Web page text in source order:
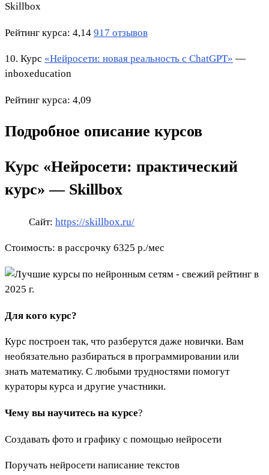
Skillbox
Рейтинг курса: 4,14 917 отзывов
10. Курс «Нейросети: новая реальность с ChatGPT» —
inboxeducation
Рейтинг курса: 4,09
Подробное описание курсов
Курс «Нейросети: практический
курс» — Skillbox
Сайт: https://skillbox.ru/
Стоимость: в рассрочку 6325 р./мес
Для кого курс?
Курс построен так, что разберутся даже новички. Вам
необязательно разбираться в программировании или
знать математику. С любыми трудностями помогут
кураторы курса и другие участники.
Чему вы научитесь на курсе?
Создавать фото и графику с помощью нейросети
Поручать нейросети написание текстов